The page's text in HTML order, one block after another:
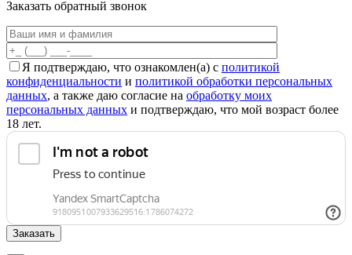
Заказать обратный звонок
Я подтверждаю, что ознакомлен(а) с политикой
конфиденциальности и политикой обработки персональных
данных, а также даю согласие на обработку моих
персональных данных и подтверждаю, что мой возраст более
18 лет.